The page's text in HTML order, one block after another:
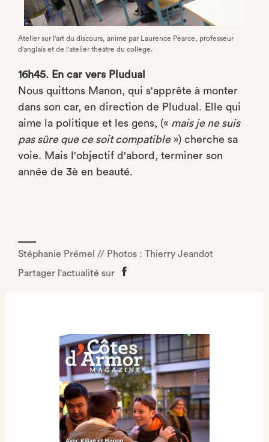
Atelier sur l'art du discours, animé par Laurence Pearce, professeur
d'anglais et de l'atelier théâtre du collège.
16h45. En car vers Pludual
Nous quittons Manon, qui s'apprête à monter
dans son car, en direction de Pludual. Elle qui
aime la politique et les gens, (« mais je ne suis
pas sûre que ce soit compatible») cherche sa
voie. Mais l'objectif d'abord, terminer son
année de 3è en beauté.
Stéphanie Prémel // Photos : Thierry Jeandot
Partager l'actualité sur
Partager